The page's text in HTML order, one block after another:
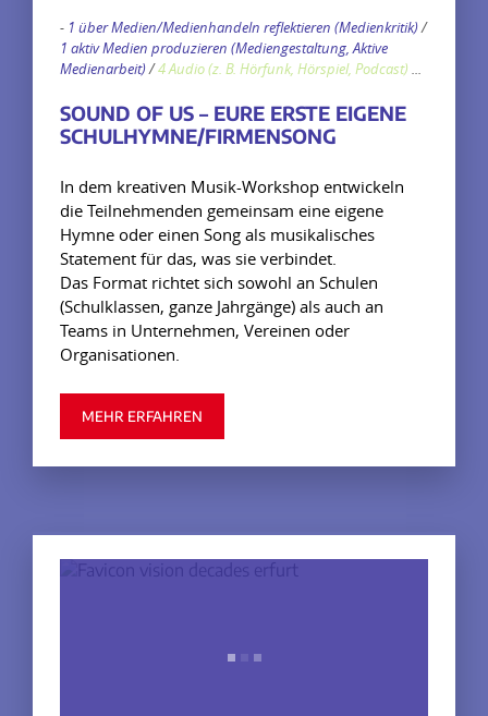
- 1 über Medien/Medienhandeln reflektieren (Medienkritik)/
1 aktiv Medien produzieren (Mediengestaltung, Aktive
Medienarbeit)/4 Audio (z. B. Hörfunk, Hörspiel, Podcast) ...
SOUND OF US – EURE ERSTE EIGENE
SCHULHYMNE/FIRMENSONG
In dem kreativen Musik-Workshop entwickeln
die Teilnehmenden gemeinsam eine eigene
Hymne oder einen Song als musikalisches
Statement für das, was sie verbindet.
Das Format richtet sich sowohl an Schulen
(Schulklassen, ganze Jahrgänge) als auch an
Teams in Unternehmen, Vereinen oder
Organisationen.
MEHR ERFAHREN